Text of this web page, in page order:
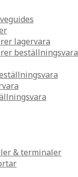
lagervara
beställningsvara
& terminaler